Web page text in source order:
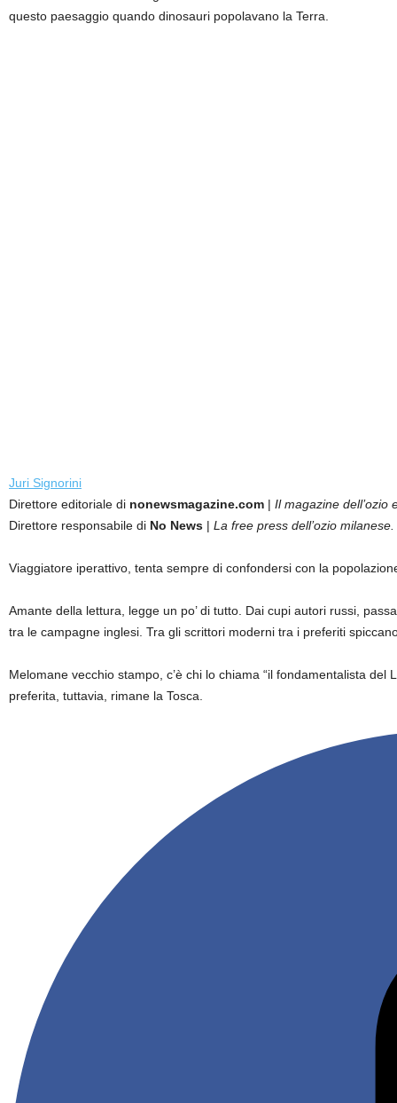
questo paesaggio quando dinosauri popolavano la Terra.
Juri Signorini
Direttore editoriale di nonewsmagazine.com | Il magazine dell’ozio
Direttore responsabile di No News | La free press dell’ozio milanese.
Viaggiatore iperattivo, tenta sempre di confondersi con la
Amante della lettura, legge un po’ di tutto. Dai cupi autori russi,
tra le campagne inglesi. Tra gli scrittori moderni tra i preferiti
Melomane vecchio stampo, c’è chi lo chiama “il fondamentalista
preferita, tuttavia, rimane la Tosca.